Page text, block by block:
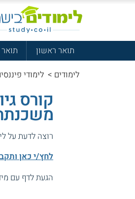
תואר ראשון
לימודים > לימודי
קורס
רוצה לדעת על
לחץ/י כאן
הגעת לדף עם